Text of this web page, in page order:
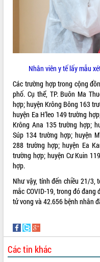
VIDEO
Nhân viên y tế lấy mẫu
Các trường hợp trong cộng
phố. Cụ thể, TP. Buôn Ma
hợp; huyện Krông Bông 163
huyện Ea H’leo 149 trường
Krông Ana 135 trường hợp;
Súp 134 trường hợp; huyện
288 trường hợp; huyện Ea
trường hợp; huyện Cư Kuin
hợp.
Như vậy, tính đến chiều 21/3,
mắc COVID-19, trong đó
tử vong và 42.656 bệnh nhân
Các tin khác